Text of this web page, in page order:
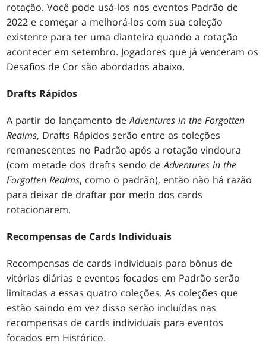
rotação. Você pode usá-los nos eventos Padrão de
2022 e começar a melhorá-los com sua coleção
existente para ter uma dianteira quando a rotação
acontecer em setembro. Jogadores que já venceram os
Desafios de Cor são abordados abaixo.
Drafts Rápidos
A partir do lançamento deAdventures in the Forgotten
Realms, Drafts Rápidos serão entre as coleções
remanescentes no Padrão após a rotação vindoura
(com metade dos drafts sendo deAdventures in the
Forgotten Realms, como o padrão), então não há razão
para deixar de draftar por medo dos cards
rotacionarem.
Recompensas de Cards Individuais
Recompensas de cards individuais para bônus de
vitórias diárias e eventos focados em Padrão serão
limitadas a essas quatro coleções. As coleções que
estão saindo em vez disso serão incluídas nas
recompensas de cards individuais para eventos
focados em Histórico.